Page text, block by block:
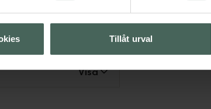
Tillåt urval
Visa